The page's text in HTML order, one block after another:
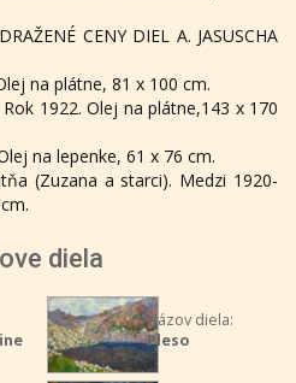
CENY DIEL A. JASUSCHA
na plátne, 81 x 100 cm.
1922. Olej na plátne,143 x 170
na lepenke, 61 x 76 cm.
(Zuzana a starci). Medzi 1920-
diela
Názov diela:
Pleso